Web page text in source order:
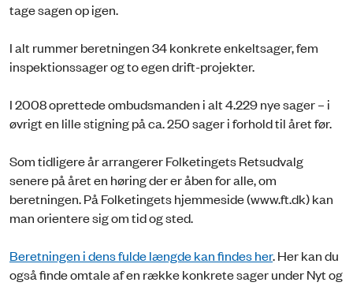
tage sagen op igen.
I alt rummer beretningen 34 konkrete enkeltsager, fem
inspektionssager og to egen drift-projekter.
I 2008 oprettede ombudsmanden i alt 4.229 nye sager – i
øvrigt en lille stigning på ca. 250 sager i forhold til året før.
Som tidligere år arrangerer Folketingets Retsudvalg
senere på året en høring der er åben for alle, om
beretningen. På Folketingets hjemmeside (www.ft.dk) kan
man orientere sig om tid og sted.
Beretningen i dens fulde længde kan findes her. Her kan du
også finde omtale af en række konkrete sager under Nyt og